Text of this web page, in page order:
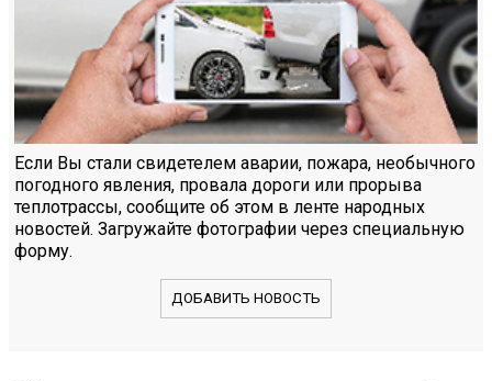
Если Вы стали свидетелем аварии, пожара, необычного
погодного явления, провала дороги или прорыва
теплотрассы, сообщите об этом в ленте народных
новостей. Загружайте фотографии через специальную
форму.
ДОБАВИТЬ НОВОСТЬ